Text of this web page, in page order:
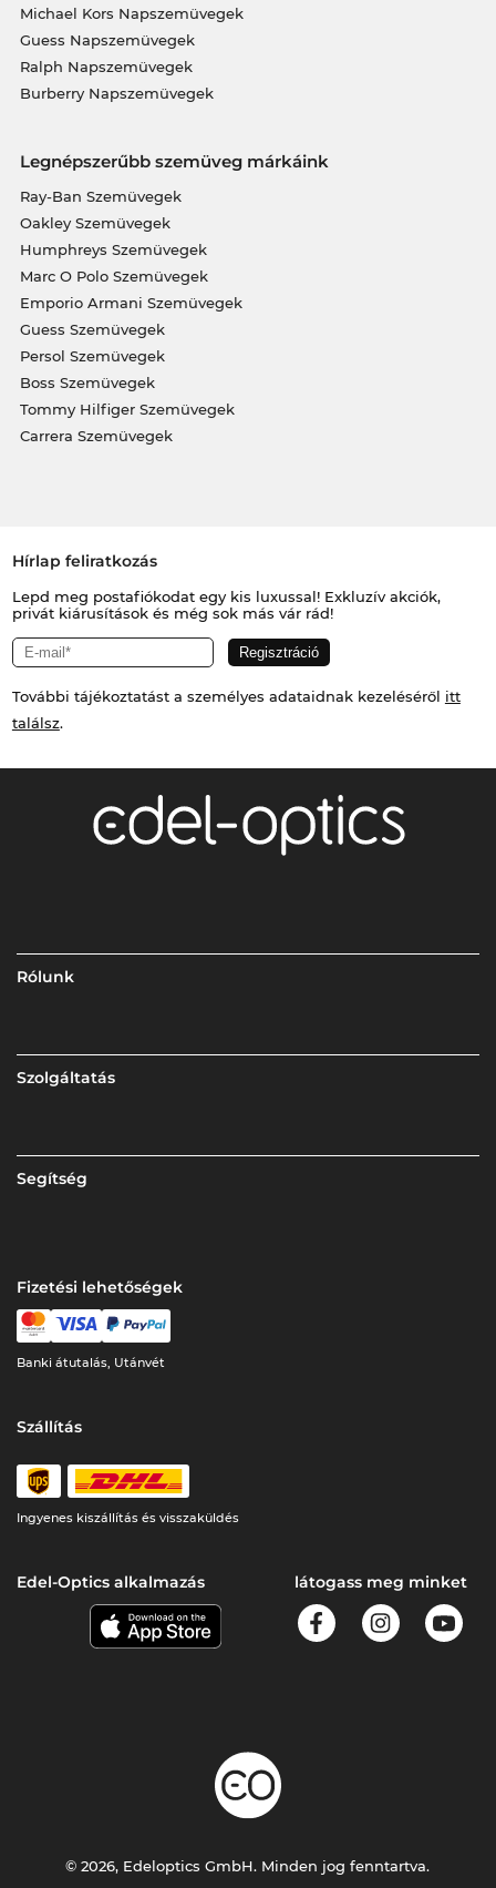
Michael Kors Napszemüvegek
Guess Napszemüvegek
Ralph Napszemüvegek
Burberry Napszemüvegek
Legnépszerűbb szemüveg márkáink
Ray-Ban Szemüvegek
Oakley Szemüvegek
Humphreys Szemüvegek
Marc O Polo Szemüvegek
Emporio Armani Szemüvegek
Guess Szemüvegek
Persol Szemüvegek
Boss Szemüvegek
Tommy Hilfiger Szemüvegek
Carrera Szemüvegek
Hírlap feliratkozás
Lepd meg postafiókodat egy kis luxussal! Exkluzív akciók,
privát kiárusítások és még sok más vár rád!
További tájékoztatást a személyes adataidnak kezeléséről itt
találsz.
Rólunk
Szolgáltatás
Segítség
Fizetési lehetőségek
Banki átutalás, Utánvét
Szállítás
Ingyenes kiszállítás és visszaküldés
Edel-Optics alkalmazás látogass meg minket
© 2026, Edeloptics GmbH. Minden jog fenntartva.